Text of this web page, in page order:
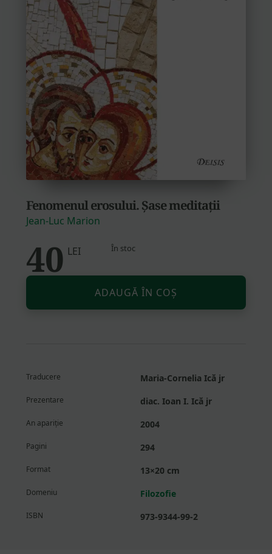
Fenomenul erosului. Șase meditații
Jean-Luc Marion
40 LEI În stoc
Cantitate
erosului.
ADAUGĂ ÎN COȘ
Traducere Maria-Cornelia Ică jr
Prezentare diac. Ioan I. Ică jr
An apariție 2004
Pagini 294
Format 13×20 cm
Domeniu Filozofie
ISBN 973-9344-99-2